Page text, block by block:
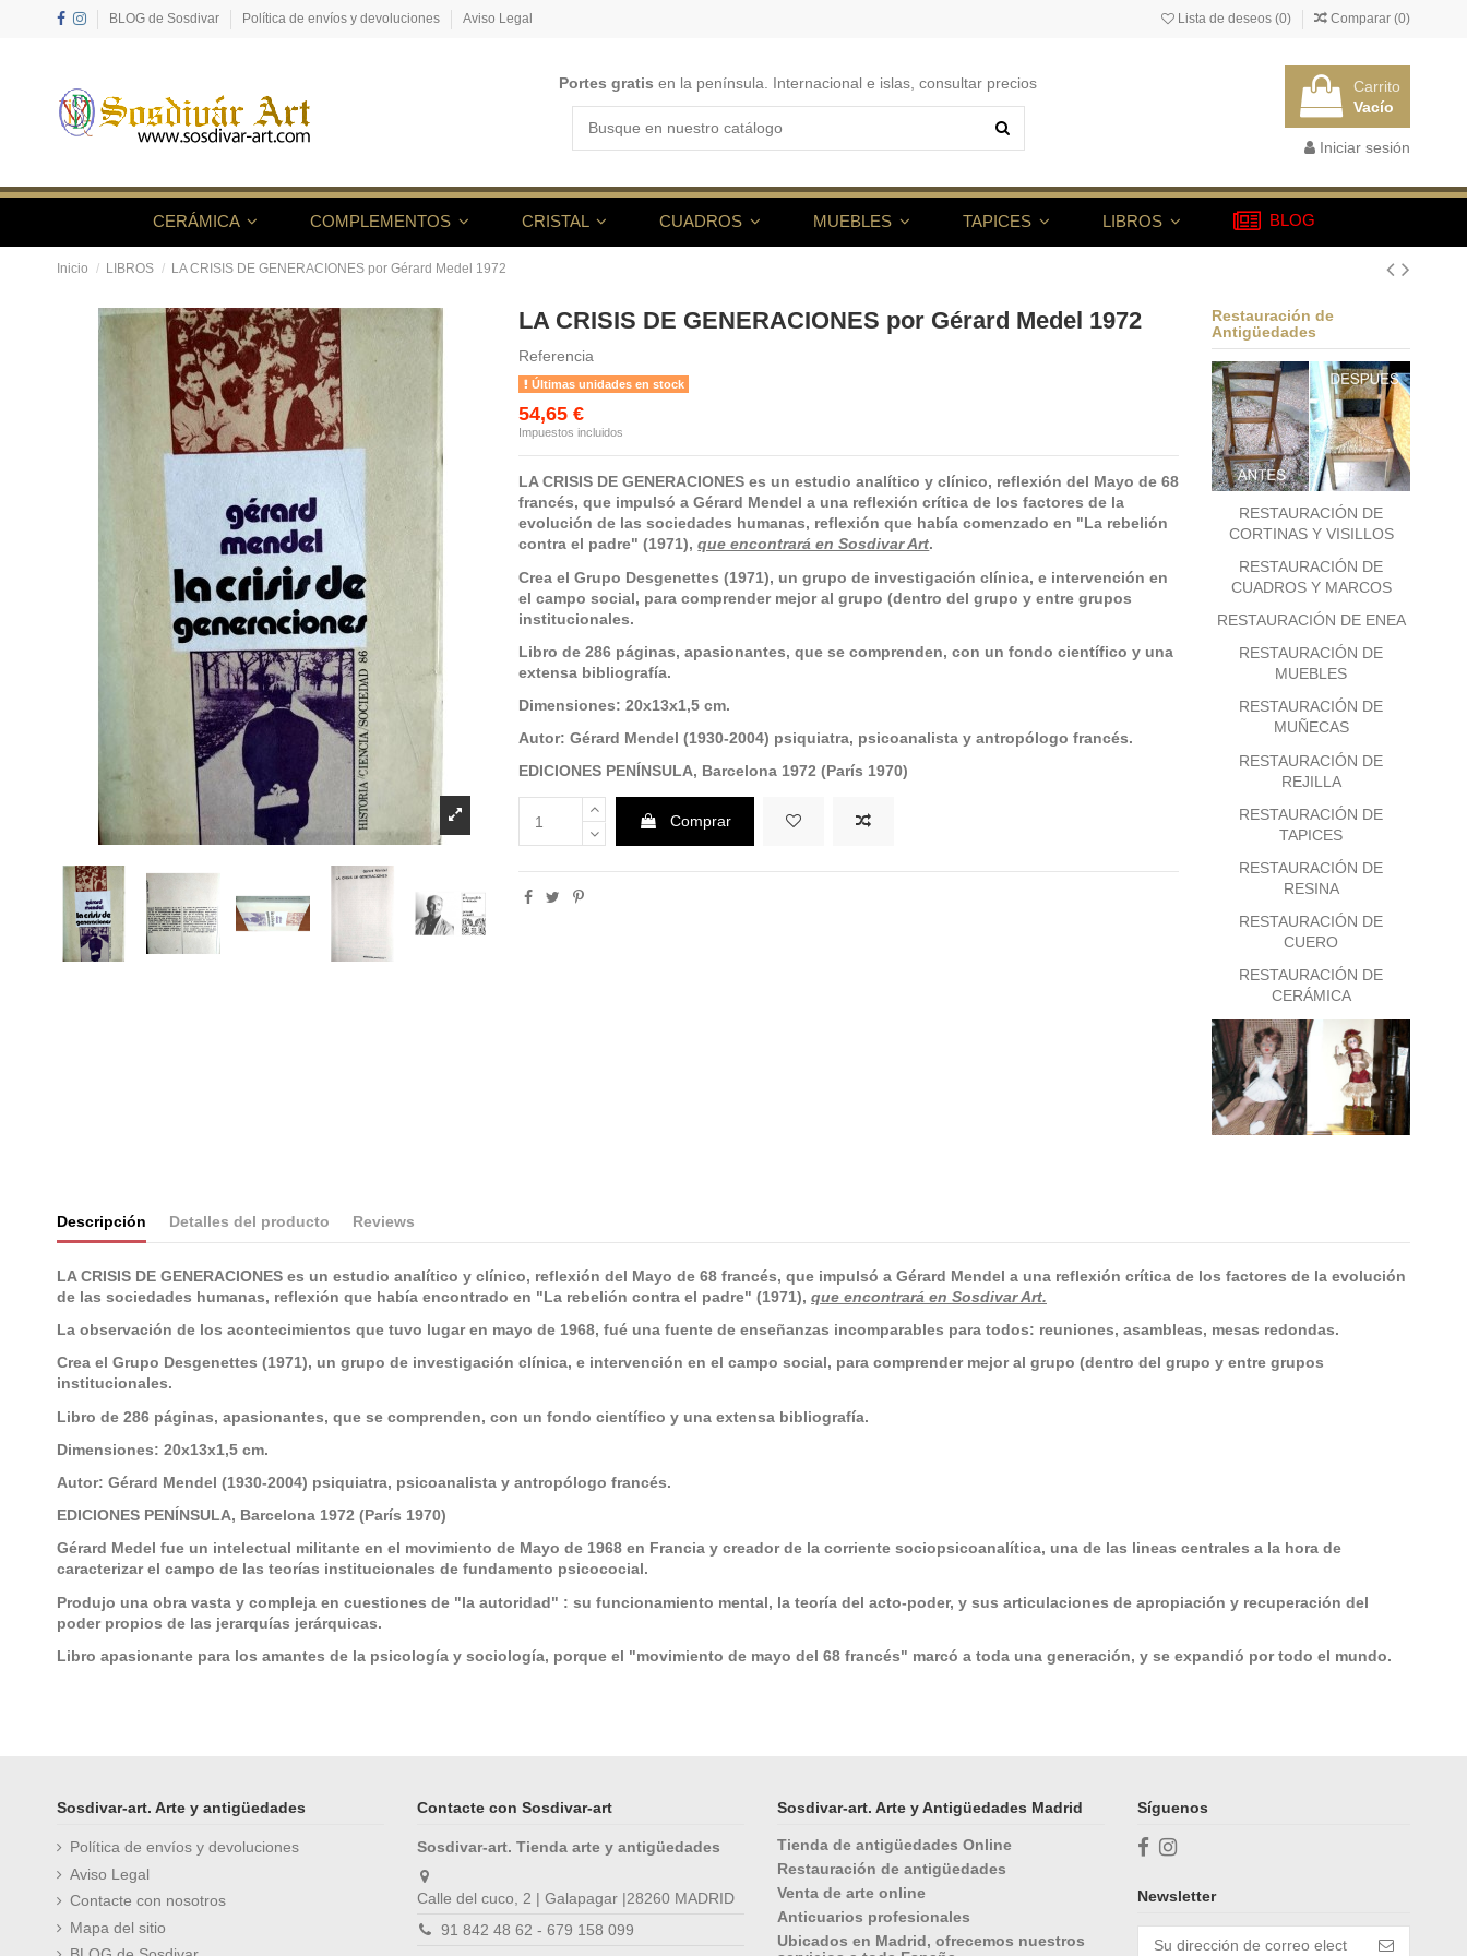
BLOG de Sosdivar Política de envíos y devoluciones Aviso Legal Lista de deseos (0) Comparar (0)
Portes gratis en la península. Internacional e islas, consultar precios
Carrito
Vacío
Iniciar sesión
CERÁMICA COMPLEMENTOS CRISTAL CUADROS MUEBLES TAPICES LIBROS BLOG
Inicio LIBROS LA CRISIS DE GENERACIONES por Gérard Medel 1972
LA CRISIS DE GENERACIONES por Gérard Medel 1972
Referencia
Últimas unidades en stock
54,65 €
Impuestos incluidos
LA CRISIS DE GENERACIONES es un estudio analítico y clínico, reflexión del Mayo de 68
francés, que impulsó a Gérard Mendel a una reflexión crítica de los factores de la
evolución de las sociedades humanas, reflexión que había comenzado en "La rebelión
contra el padre" (1971),que encontrará en Sosdivar Art.
Crea el Grupo Desgenettes (1971), un grupo de investigación clínica, e intervención en
el campo social, para comprender mejor al grupo (dentro del grupo y entre grupos
institucionales.
Libro de 286 páginas, apasionantes, que se comprenden, con un fondo científico y una
extensa bibliografía.
Dimensiones: 20x13x1,5 cm.
Autor: Gérard Mendel (1930-2004) psiquiatra, psicoanalista y antropólogo francés.
EDICIONES PENÍNSULA, Barcelona 1972 (París 1970)
Comprar
Restauración de
Antigüedades
RESTAURACIÓN DE
CORTINAS Y VISILLOS
RESTAURACIÓN DE
CUADROS Y MARCOS
RESTAURACIÓN DE ENEA
RESTAURACIÓN DE
MUEBLES
RESTAURACIÓN DE
MUÑECAS
RESTAURACIÓN DE
REJILLA
RESTAURACIÓN DE
TAPICES
RESTAURACIÓN DE
RESINA
RESTAURACIÓN DE
CUERO
RESTAURACIÓN DE
CERÁMICA
Descripción Detalles del producto Reviews
LA CRISIS DE GENERACIONES es un estudio analítico y clínico, reflexión del Mayo de 68 francés, que impulsó a Gérard Mendel a una reflexión crítica de los factores de la evolución
de las sociedades humanas, reflexión que había encontrado en "La rebelión contra el padre" (1971), que encontrará en Sosdivar Art.
La observación de los acontecimientos que tuvo lugar en mayo de 1968, fué una fuente de enseñanzas incomparables para todos: reuniones, asambleas, mesas redondas.
Crea el Grupo Desgenettes (1971), un grupo de investigación clínica, e intervención en el campo social, para comprender mejor al grupo (dentro del grupo y entre grupos
institucionales.
Libro de 286 páginas, apasionantes, que se comprenden, con un fondo científico y una extensa bibliografía.
Dimensiones: 20x13x1,5 cm.
Autor: Gérard Mendel (1930-2004) psiquiatra, psicoanalista y antropólogo francés.
EDICIONES PENÍNSULA, Barcelona 1972 (París 1970)
Gérard Medel fue un intelectual militante en el movimiento de Mayo de 1968 en Francia y creador de la corriente sociopsicoanalítica, una de las lineas centrales a la hora de
caracterizar el campo de las teorías institucionales de fundamento psicococial.
Produjo una obra vasta y compleja en cuestiones de "la autoridad" : su funcionamiento mental, la teoría del acto-poder, y sus articulaciones de apropiación y recuperación del
poder propios de las jerarquías jerárquicas.
Libro apasionante para los amantes de la psicología y sociología, porque el "movimiento de mayo del 68 francés" marcó a toda una generación, y se expandió por todo el mundo.
Sosdivar-art. Arte y antigüedades
Política de envíos y devoluciones
Aviso Legal
Contacte con nosotros
Mapa del sitio
Contacte con Sosdivar-art
Sosdivar-art. Tienda arte y antigüedades
Calle del cuco, 2 | Galapagar |28260 MADRID
91 842 48 62 - 679 158 099
Sosdivar-art. Arte y Antigüedades Madrid
Tienda de antigüedades Online
Restauración de antigüedades
Venta de arte online
Anticuarios profesionales
Ubicados en Madrid, ofrecemos nuestros
Síguenos
Newsletter